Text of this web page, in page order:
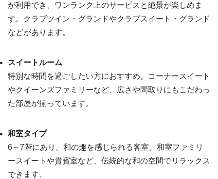
が利用でき、ワンランク上のサービスと絶景が楽しめま
す。クラブツイン・グランドやクラブスイート・グランド
などがあります。
スイートルーム
特別な時間を過ごしたい方におすすめ。コーナースイート
やクイーンズファミリーなど、広さや間取りにもこだわっ
た部屋が揃っています。
和室タイプ
6～7階にあり、和の趣を感じられる客室。和室ファミリ
ースイートや貴賓室など、伝統的な和の空間でリラックス
できます。